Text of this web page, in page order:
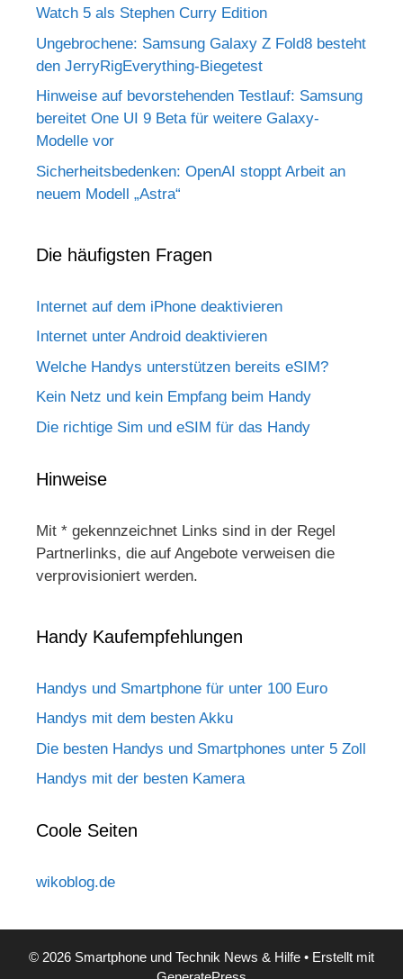
Watch 5 als Stephen Curry Edition
Ungebrochene: Samsung Galaxy Z Fold8 besteht
den JerryRigEverything-Biegetest
Hinweise auf bevorstehenden Testlauf: Samsung
bereitet One UI 9 Beta für weitere Galaxy-
Modelle vor
Sicherheitsbedenken: OpenAI stoppt Arbeit an
neuem Modell „Astra“
Die häufigsten Fragen
Internet auf dem iPhone deaktivieren
Internet unter Android deaktivieren
Welche Handys unterstützen bereits eSIM?
Kein Netz und kein Empfang beim Handy
Die richtige Sim und eSIM für das Handy
Hinweise
Mit * gekennzeichnet Links sind in der Regel
Partnerlinks, die auf Angebote verweisen die
verprovisioniert werden.
Handy Kaufempfehlungen
Handys und Smartphone für unter 100 Euro
Handys mit dem besten Akku
Die besten Handys und Smartphones unter 5 Zoll
Handys mit der besten Kamera
Coole Seiten
wikoblog.de
© 2026 Smartphone und Technik News & Hilfe • Erstellt mit